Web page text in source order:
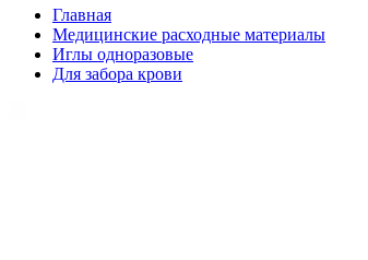
Главная
Медицинские расходные материалы
Иглы одноразовые
Для забора крови